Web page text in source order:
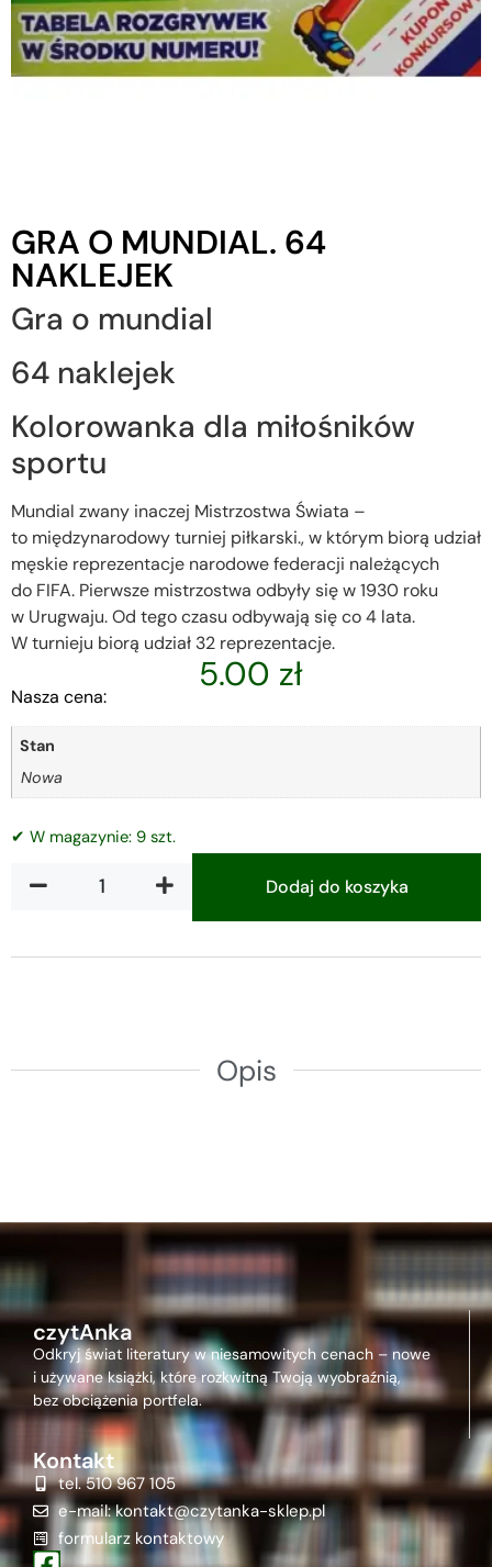
GRA O MUNDIAL. 64
NAKLEJEK
Gra o mundial
64 naklejek
Kolorowanka dla miłośników
sportu
Mundial zwany inaczej Mistrzostwa Świata –
to międzynarodowy turniej piłkarski., w którym biorą udział
męskie reprezentacje narodowe federacji należących
do FIFA. Pierwsze mistrzostwa odbyły się w 1930 roku
w Urugwaju. Od tego czasu odbywają się co 4 lata.
W turnieju biorą udział 32 reprezentacje.
Nasza cena:
5.00 zł
Stan
Nowa
✔ W magazynie: 9 szt.
Dodaj do koszyka
Opis
czytAnka
Odkryj świat literatury w niesamowitych cenach – nowe
i używane książki, które rozkwitną Twoją wyobraźnią,
bez obciążenia portfela.
Kontakt
tel. 510 967 105
e-mail: kontakt@czytanka-sklep.pl
formularz kontaktowy